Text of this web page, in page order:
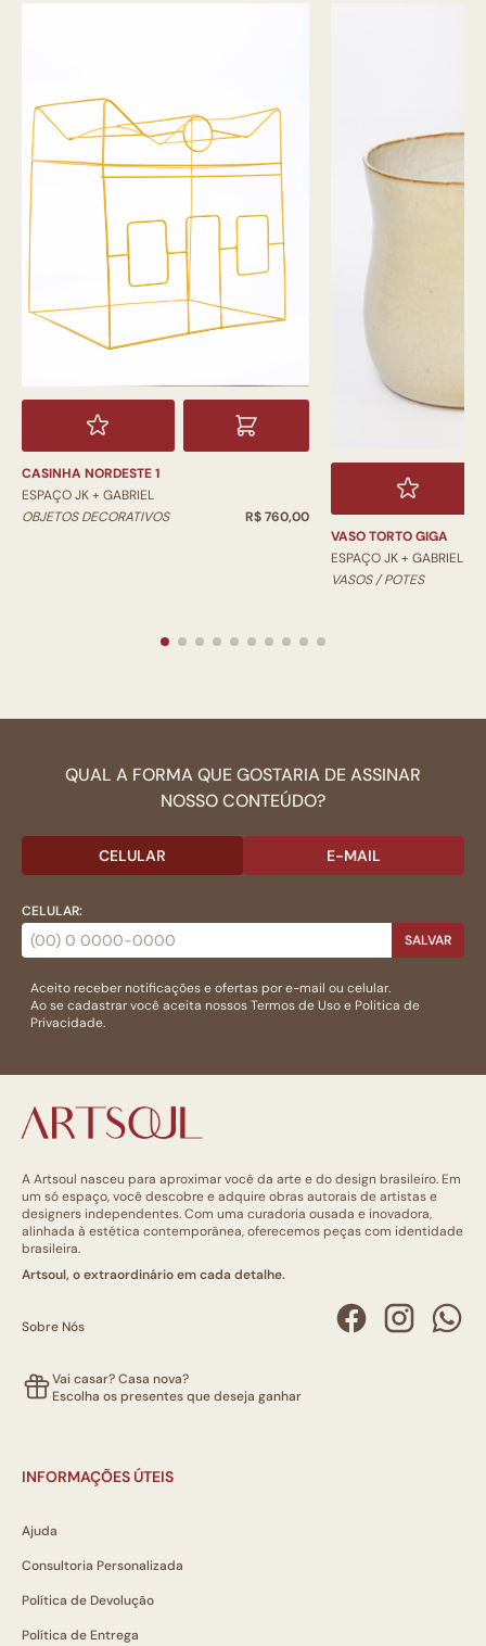
CASINHA NORDESTE 1
ESPAÇO JK + GABRIEL
OBJETOS DECORATIVOS
R$ 760,00
VASO TORTO GIGA
ESPAÇO JK + GABRIEL
VASOS / POTES
QUAL A FORMA QUE GOSTARIA DE ASSINAR
NOSSO CONTEÚDO?
CELULAR E-MAIL
CELULAR:
SALVAR
Aceito receber notificações e ofertas por e-mail ou celular.
Ao se cadastrar você aceita nossosTermos de Usoe Politica de
Privacidade.
A Artsoul nasceu para aproximar você da arte e do design brasileiro. Em
um só espaço, você descobre e adquire obras autorais de artistas e
designers independentes. Com uma curadoria ousada e inovadora,
alinhada à estética contemporânea, oferecemos peças com identidade
brasileira.
Artsoul, o extraordinário em cada detalhe.
Sobre Nós
Vai casar? Casa nova?
Escolha os presentes que deseja ganhar
INFORMAÇÕES ÚTEIS
Ajuda
Consultoria Personalizada
Política de Devolução
Política de Entrega